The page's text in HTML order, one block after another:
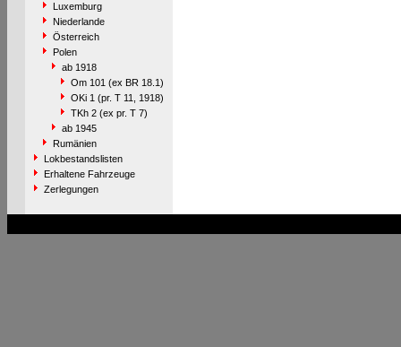
Luxemburg
Niederlande
Österreich
Polen
ab 1918
Om 101 (ex BR 18.1)
OKi 1 (pr. T 11, 1918)
TKh 2 (ex pr. T 7)
ab 1945
Rumänien
Lokbestandslisten
Erhaltene Fahrzeuge
Zerlegungen